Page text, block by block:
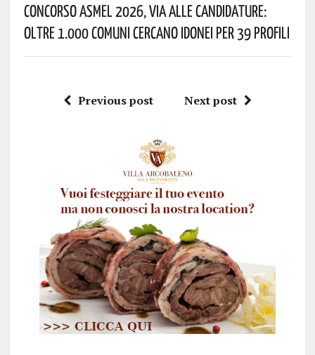
Concorso Asmel 2026, Via Alle Candidature:
Oltre 1.000 Comuni Cercano Idonei Per 39 Profili
Previous post Next post